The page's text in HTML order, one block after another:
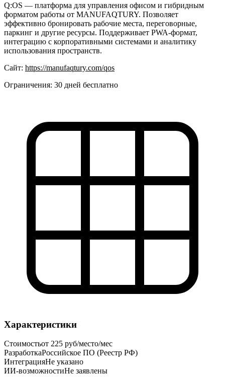
Q:OS — платформа для управления офисом и гибридным
форматом работы от MANUFAQTURY. Позволяет
эффективно бронировать рабочие места, переговорные,
паркинг и другие ресурсы. Поддерживает PWA-формат,
интеграцию с корпоративными системами и аналитику
использования пространств.
Сайт: https://manufaqtury.com/qos
Ограничения: 30 дней бесплатно
Характеристики
Стоимостьот 225 руб/место/мес
РазработкаРоссийское ПО (Реестр РФ)
ИнтеграцияНе указано
ИИ-возможностиНе заявлены